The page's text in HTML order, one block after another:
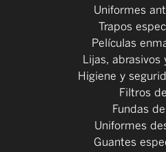
Uniformes
Trapos
Películas
Lijas, abrasivos
Higiene y
Filtros
Fundas
Uniformes
Guantes